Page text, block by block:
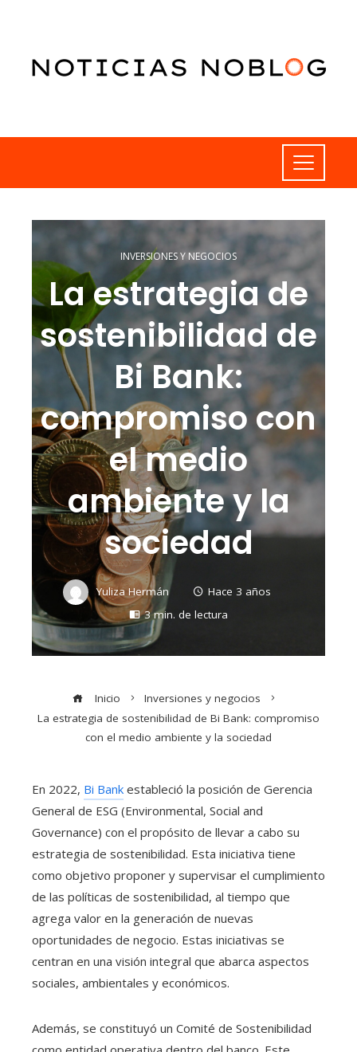
INVERSIONES Y NEGOCIOS
La estrategia de
sostenibilidad de
Bi Bank:
compromiso con
el medio
ambiente y la
sociedad
Yuliza Hermán
Hace 3 años
3 min. de lectura
Inicio
Inversiones y negocios
La estrategia de sostenibilidad de Bi Bank: compromiso
con el medio ambiente y la sociedad
En 2022, Bi Bank estableció la posición de Gerencia
General de ESG (Environmental, Social and
Governance) con el propósito de llevar a cabo su
estrategia de sostenibilidad. Esta iniciativa tiene
como objetivo proponer y supervisar el cumplimiento
de las políticas de sostenibilidad, al tiempo que
agrega valor en la generación de nuevas
oportunidades de negocio. Estas iniciativas se
centran en una visión integral que abarca aspectos
sociales, ambientales y económicos.
Además, se constituyó un Comité de Sostenibilidad